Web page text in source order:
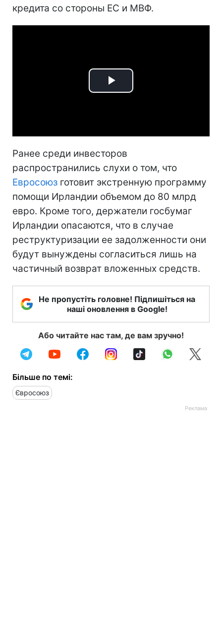
кредита со стороны ЕС и МВФ.
Play
Ранее среди инвесторов
распространились слухи о том, что
Евросоюз готовит экстренную программу
помощи Ирландии объемом до 80 млрд
евро. Кроме того, держатели госбумаг
Ирландии опасаются, что в случае
реструктуризации ее задолженности они
будут вынуждены согласиться лишь на
частичный возврат вложенных средств.
Не пропустіть головне! Підпишіться на
наші оновлення в Google!
Або читайте нас там, де вам зручно!
Більше по темі:
Євросоюз